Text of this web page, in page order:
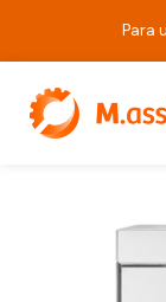
Para
Início |